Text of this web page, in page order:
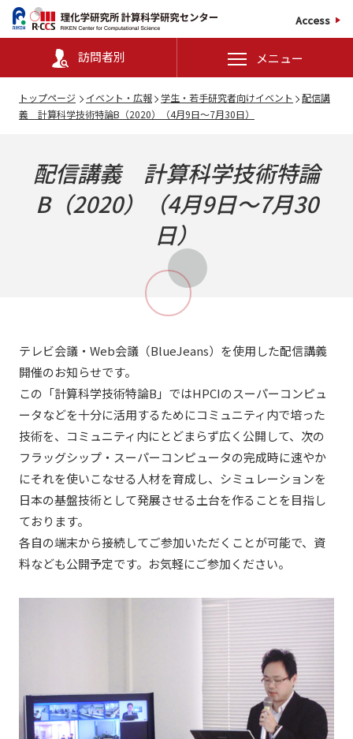
Access
訪問者別 メニュー
トップページ イベント・広報 学生・若手研究者向けイベント
配信講
義 計算科学技術特論B（2020）（4月9日～7月30日）
配信講義 計算科学技術特論
B（2020）（4月9日～7月30
日）
テレビ会議・Web会議（BlueJeans）を使用した配信講義
開催のお知らせです。
この「計算科学技術特論B」ではHPCIのスーパーコンピュ
ータなどを十分に活用するためにコミュニティ内で培った
技術を、コミュニティ内にとどまらず広く公開して、次の
フラッグシップ・スーパーコンピュータの完成時に速やか
にそれを使いこなせる人材を育成し、シミュレーションを
日本の基盤技術として発展させる土台を作ることを目指し
ております。
各自の端末から接続してご参加いただくことが可能で、資
料なども公開予定です。お気軽にご参加ください。